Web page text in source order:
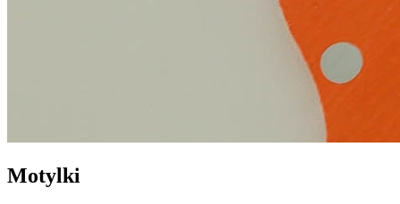
Motylki